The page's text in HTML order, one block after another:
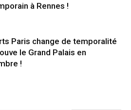
à Rennes !
Paris change de temporalité
le Grand Palais en
!